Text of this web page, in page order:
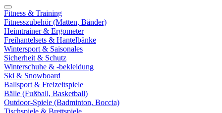
Fitness & Training
Fitnesszubehör (Matten, Bänder)
Heimtrainer & Ergometer
Freihantelsets & Hantelbänke
Wintersport & Saisonales
Sicherheit & Schutz
Winterschuhe & -bekleidung
Ski & Snowboard
Ballsport & Freizeitspiele
Bälle (Fußball, Basketball)
Outdoor-Spiele (Badminton, Boccia)
Tischspiele & Brettspiele